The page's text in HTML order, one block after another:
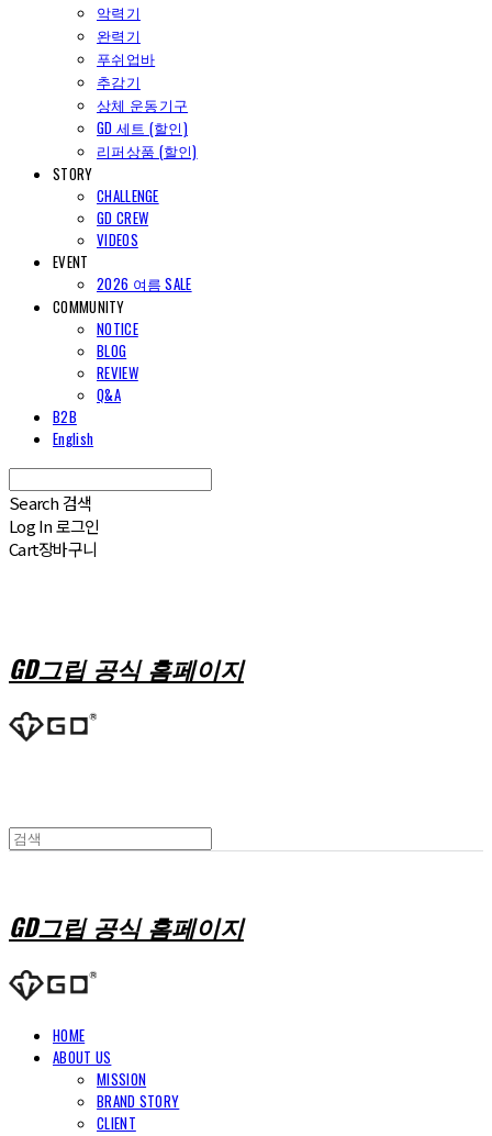
악력기
완력기
푸쉬업바
추감기
상체 운동기구
GD 세트 (할인)
리퍼상품 (할인)
STORY
CHALLENGE
GD CREW
VIDEOS
EVENT
2026 여름 SALE
COMMUNITY
NOTICE
BLOG
REVIEW
Q&A
B2B
English
Search 검색
Log In로그인
Cart장바구니
GD그립 공식 홈페이지
GD그립 공식 홈페이지
HOME
ABOUT US
MISSION
BRAND STORY
CLIENT